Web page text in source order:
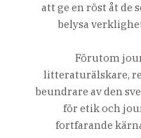
att ge en röst åt de
belysa
Förutom
litteraturälskare,
beundrare av den
för etik och
fortfarande